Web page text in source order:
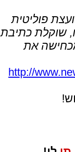
פוליטית
שוקלת כתיבת
את
http://